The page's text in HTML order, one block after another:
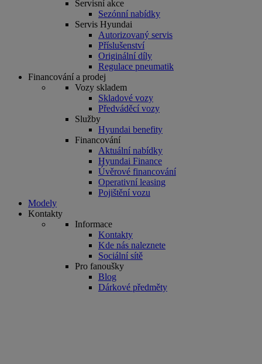
Servisní akce
Sezónní nabídky
Servis Hyundai
Autorizovaný servis
Příslušenství
Originální díly
Regulace pneumatik
Financování a prodej
Vozy skladem
Skladové vozy
Předváděcí vozy
Služby
Hyundai benefity
Financování
Aktuální nabídky
Hyundai Finance
Úvěrové financování
Operativní leasing
Pojištění vozu
Modely
Kontakty
Informace
Kontakty
Kde nás naleznete
Sociální sítě
Pro fanoušky
Blog
Dárkové předměty